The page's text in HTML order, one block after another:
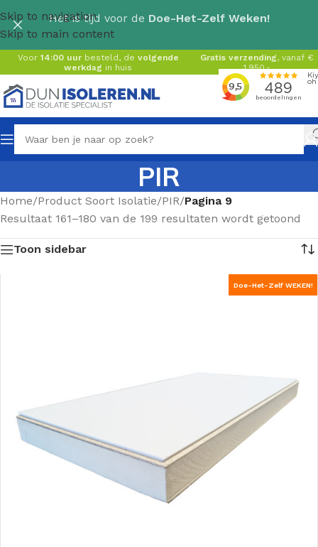
Skip to navigation
Skip to main content
Het is tijd voor de Doe-Het-Zelf Weken!
Voor 14:00 uurbesteld, de volgende
werkdag in huis
Gratis verzending, vanaf €
1.950,-
PIR
Home/Product Soort Isolatie/PIR/Pagina 9
Resultaat 161–180 van de 199 resultaten wordt getoond
Toon sidebar
Doe-Het-Zelf WEKEN!